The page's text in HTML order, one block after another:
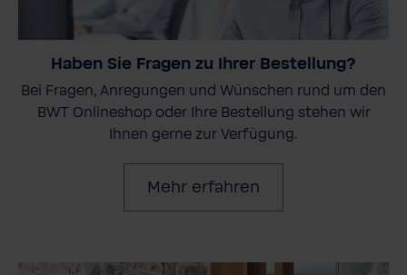
Haben Sie Fragen zu Ihrer Bestellung?
Bei Fragen, Anregungen und Wünschen rund um den
BWT Onlineshop oder Ihre Bestellung stehen wir
Ihnen gerne zur Verfügung.
Mehr erfahren